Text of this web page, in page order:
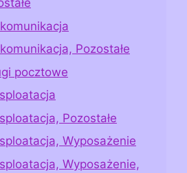
Pozostałe
pocztowe
Pozostałe
Wyposażenie
Wyposażenie,